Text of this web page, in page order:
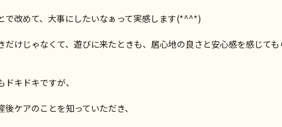
で改めて、大事にしたいなぁって実感します(*^^*)
だけじゃなくて、遊びに来たときも、居心地の良さと安心感を感じても
ドキドキですが、
後ケアのことを知っていただき、